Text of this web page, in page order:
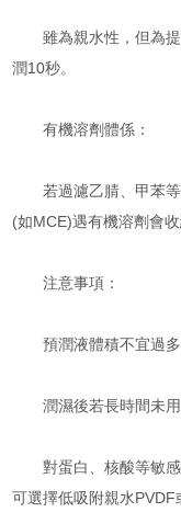
雖為親水性，但為提
潤10秒。
有機溶劑體係：
若過濾乙腈、甲苯等
(如MCE)遇有機溶劑會
注意事項：
預潤液體積不宜過多
潤濕後若長時間未用
對蛋白、核酸等敏感
可選擇低吸附親水PVDF